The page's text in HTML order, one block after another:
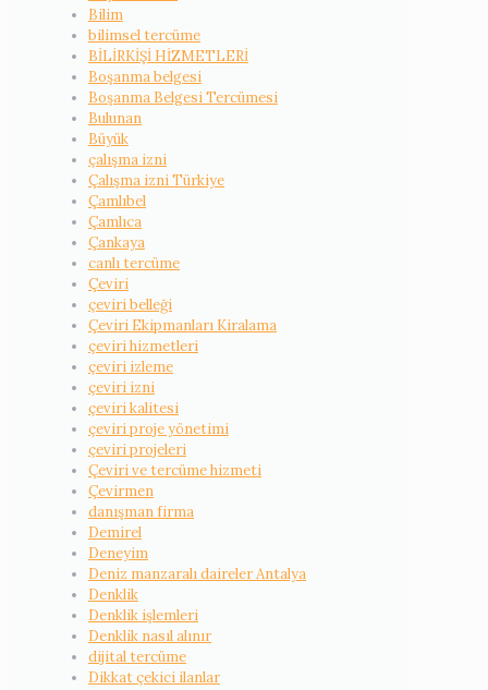
Bilim
bilimsel tercüme
BİLİRKİŞİ HİZMETLERİ
Boşanma belgesi
Boşanma Belgesi Tercümesi
Bulunan
Büyük
çalışma izni
Çalışma izni Türkiye
Çamlıbel
Çamlıca
Çankaya
canlı tercüme
Çeviri
çeviri belleği
Çeviri Ekipmanları Kiralama
çeviri hizmetleri
çeviri izleme
çeviri izni
çeviri kalitesi
çeviri proje yönetimi
çeviri projeleri
Çeviri ve tercüme hizmeti
Çevirmen
danışman firma
Demirel
Deneyim
Deniz manzaralı daireler Antalya
Denklik
Denklik işlemleri
Denklik nasıl alınır
dijital tercüme
Dikkat çekici ilanlar